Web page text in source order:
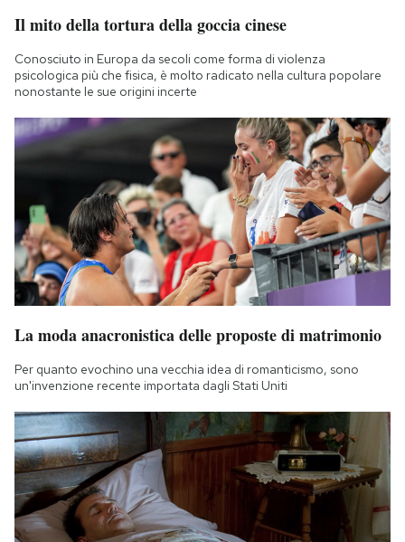
Il mito della tortura della goccia cinese
Conosciuto in Europa da secoli come forma di violenza
psicologica più che fisica, è molto radicato nella cultura popolare
nonostante le sue origini incerte
La moda anacronistica delle proposte di matrimonio
Per quanto evochino una vecchia idea di romanticismo, sono
un'invenzione recente importata dagli Stati Uniti